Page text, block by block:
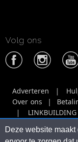
Deze website
Volg ons
Adverteren |
Over ons |
|
LINKBUILDING
Agencies